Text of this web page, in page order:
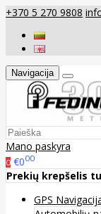
+370 5 270 9808
Navigacija
Mano paskyra
0 €000
Prekių krepšelis
GPS